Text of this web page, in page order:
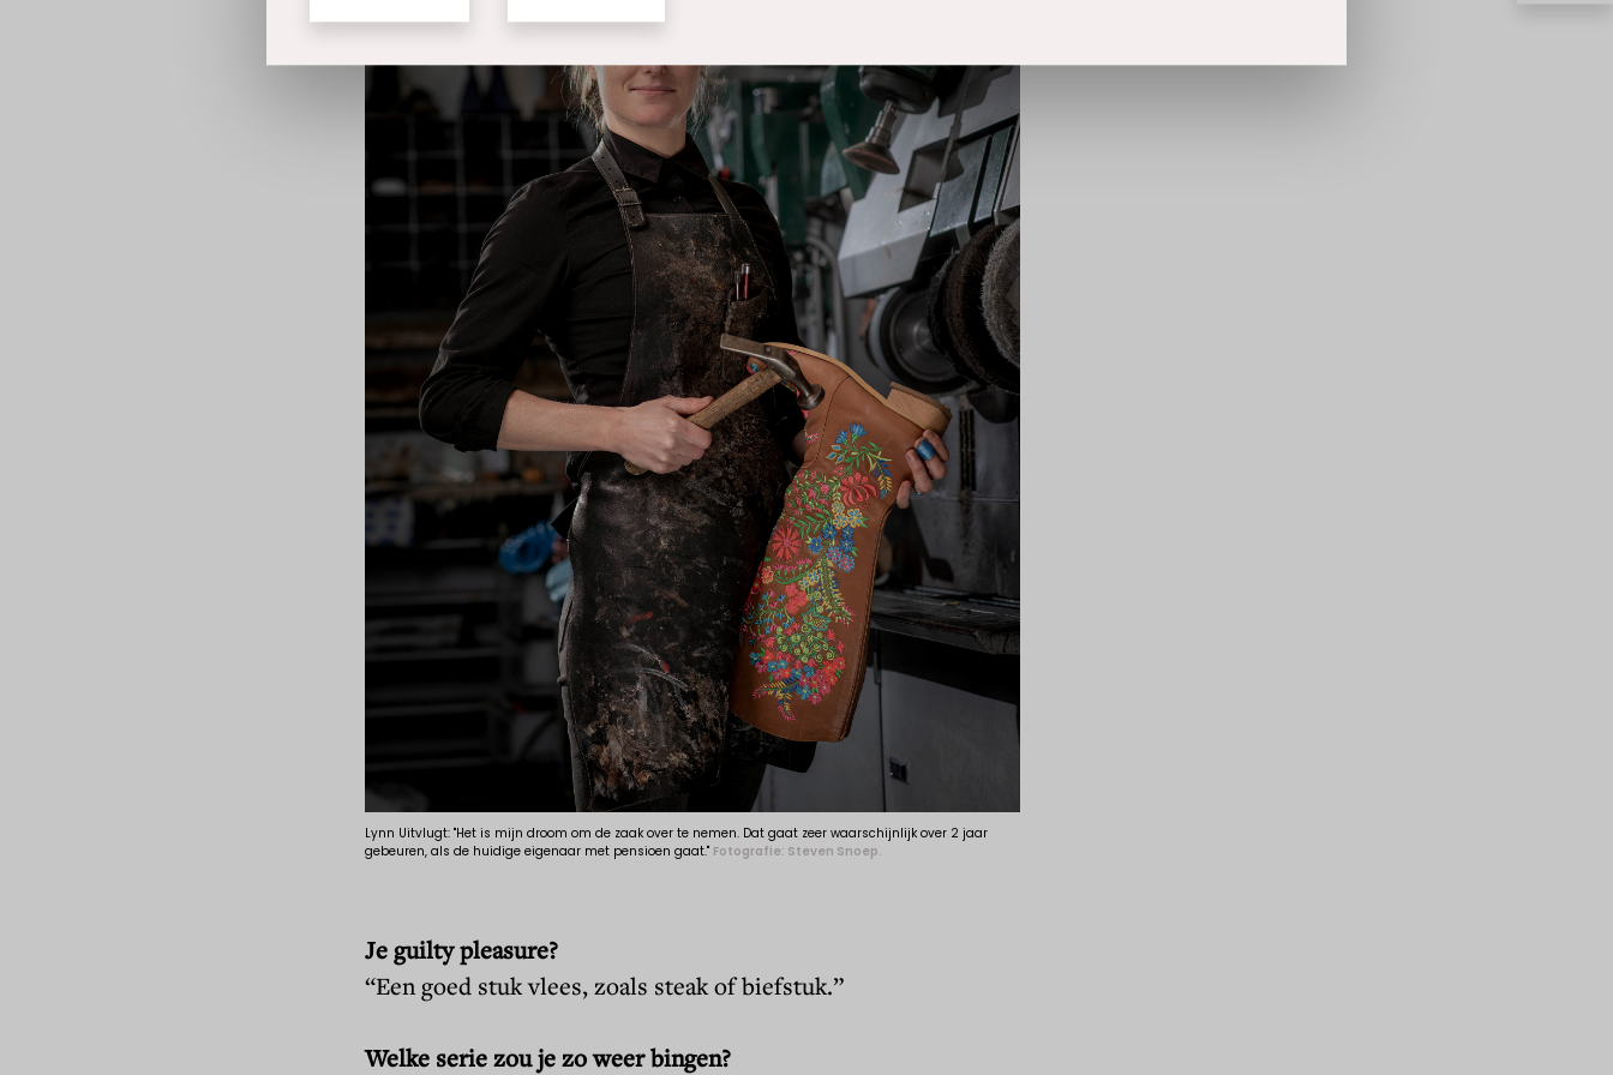
Lynn Uitvlugt: "Het is mijn droom om de zaak over te nemen. Dat gaat zeer waarschijnlijk over 2 jaar
gebeuren, als de huidige eigenaar met pensioen gaat." Fotografie: Steven Snoep.
Je guilty pleasure?
“Een goed stuk vlees, zoals steak of biefstuk.”
Welke serie zou je zo weer bingen?